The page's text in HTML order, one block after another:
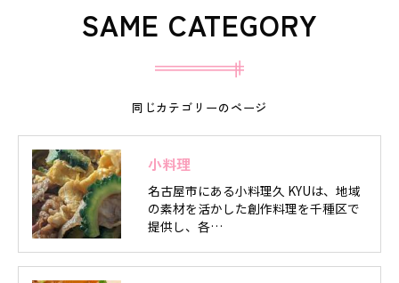
同じカテゴリーのページ
SAME CATEGORY
小料理
名古屋市にある小料理久 KYUは、地域
の素材を活かした創作料理を千種区で
提供し、各…